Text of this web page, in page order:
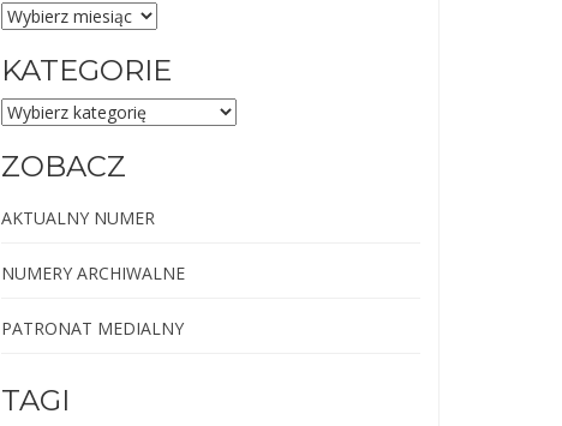
NUMERY
ARCHIWALNE
KATEGORIE
KATEGORIE
ZOBACZ
AKTUALNY NUMER
NUMERY ARCHIWALNE
PATRONAT MEDIALNY
TAGI